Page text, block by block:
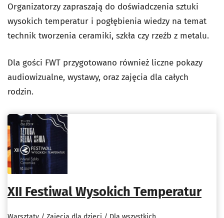
Organizatorzy zapraszają do doświadczenia sztuki
wysokich temperatur i pogłębienia wiedzy na temat
technik tworzenia ceramiki, szkła czy rzeźb z metalu.
Dla gości FWT przygotowano również liczne pokazy
audiowizualne, wystawy, oraz zajęcia dla całych
rodzin.
XII Festiwal Wysokich Temperatur